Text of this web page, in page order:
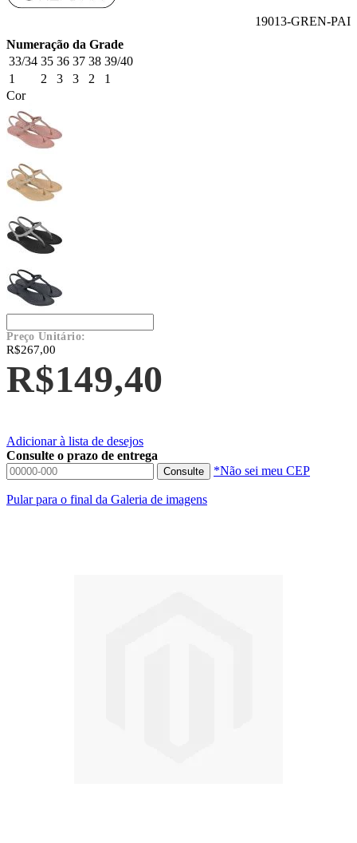
19013-GREN-PAI
Numeração da Grade
33/34 35 36 37 38 39/40
1
2 3 3 2
1
Cor
Preço Unitário:
R$267,00
R$149,40
Adicionar à lista de desejos
Consulte o prazo de entrega
Consulte *Não sei meu CEP
Pular para o final da Galeria de imagens